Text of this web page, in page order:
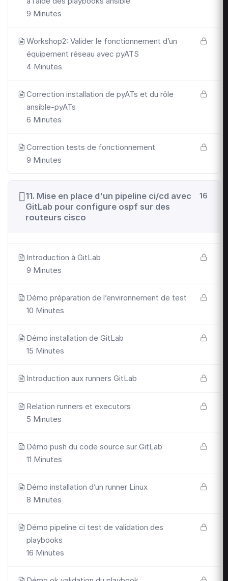
9 Minutes
Workshop2: Valider le fonctionnement d’un
équipement réseau avec pyATS
4 Minutes
Correction installation de pyATs et du rôle
ansible-pyATs
6 Minutes
Correction tests de fonctionnement
9 Minutes
11. Mise en place d'un pipeline ci/cd avec
GitLab pour configure ospf sur des
routeurs cisco
16
Introduction à GitLab
9 Minutes
Démo préparation de l’environnement de test
10 Minutes
Démo installation de GitLab
15 Minutes
Introduction aux runners GitLab
Relation runners et executors
5 Minutes
Démo push du code source sur GitLab
11 Minutes
Démo installation d’un runner Linux
8 Minutes
Démo pipeline ci test de validation des
playbooks
16 Minutes